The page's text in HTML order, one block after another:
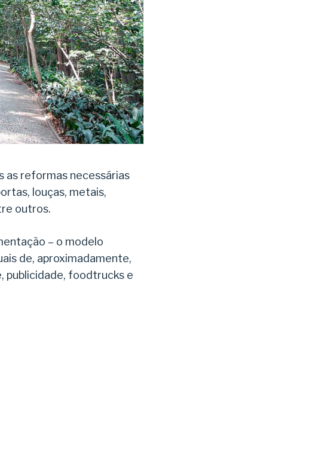
as reformas necessárias
louças, metais,
outros.
– o modelo
de, aproximadamente,
publicidade, foodtrucks e